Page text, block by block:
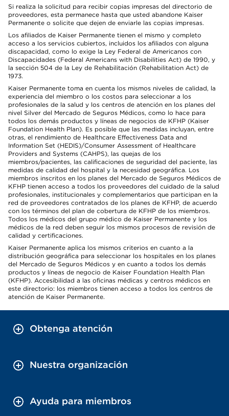
Si realiza la solicitud para recibir copias impresas del directorio de
proveedores, esta permanece hasta que usted abandone Kaiser
Permanente o solicite que dejen de enviarle las copias impresas.
Los afiliados de Kaiser Permanente tienen el mismo y completo
acceso a los servicios cubiertos, incluidos los afiliados con alguna
discapacidad, como lo exige la Ley Federal de Americanos con
Discapacidades (Federal Americans with Disabilities Act) de 1990, y
la sección 504 de la Ley de Rehabilitación (Rehabilitation Act) de
1973.
Kaiser Permanente toma en cuenta los mismos niveles de calidad, la
experiencia del miembro o los costos para seleccionar a los
profesionales de la salud y los centros de atención en los planes del
nivel Silver del Mercado de Seguros Médicos, como lo hace para
todos los demás productos y líneas de negocios de KFHP (Kaiser
Foundation Health Plan). Es posible que las medidas incluyan, entre
otras, el rendimiento de Healthcare Effectiveness Data and
Information Set (HEDIS)/Consumer Assessment of Healthcare
Providers and Systems (CAHPS), las quejas de los
miembros/pacientes, las calificaciones de seguridad del paciente, las
medidas de calidad del hospital y la necesidad geográfica. Los
miembros inscritos en los planes del Mercado de Seguros Médicos de
KFHP tienen acceso a todos los proveedores del cuidado de la salud
profesionales, institucionales y complementarios que participan en la
red de proveedores contratados de los planes de KFHP, de acuerdo
con los términos del plan de cobertura de KFHP de los miembros.
Todos los médicos del grupo médico de Kaiser Permanente y los
médicos de la red deben seguir los mismos procesos de revisión de
calidad y certificaciones.
Kaiser Permanente aplica los mismos criterios en cuanto a la
distribución geográfica para seleccionar los hospitales en los planes
del Mercado de Seguros Médicos y en cuanto a todos los demás
productos y líneas de negocio de Kaiser Foundation Health Plan
(KFHP). Accesibilidad a las oficinas médicas y centros médicos en
este directorio: los miembros tienen acceso a todos los centros de
atención de Kaiser Permanente.
Obtenga atención
Nuestra organización
Ayuda para miembros